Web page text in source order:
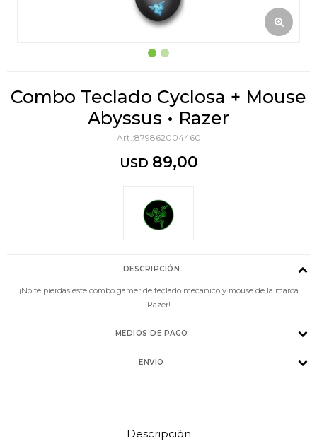
Combo Teclado Cyclosa + Mouse
Abyssus • Razer
879862004460
USD 89,00
DESCRIPCIÓN
¡No te pierdas este combo gamer de teclado mecanico y mouse de la marca
Razer!
MEDIOS DE PAGO
ENVÍO
Descripción